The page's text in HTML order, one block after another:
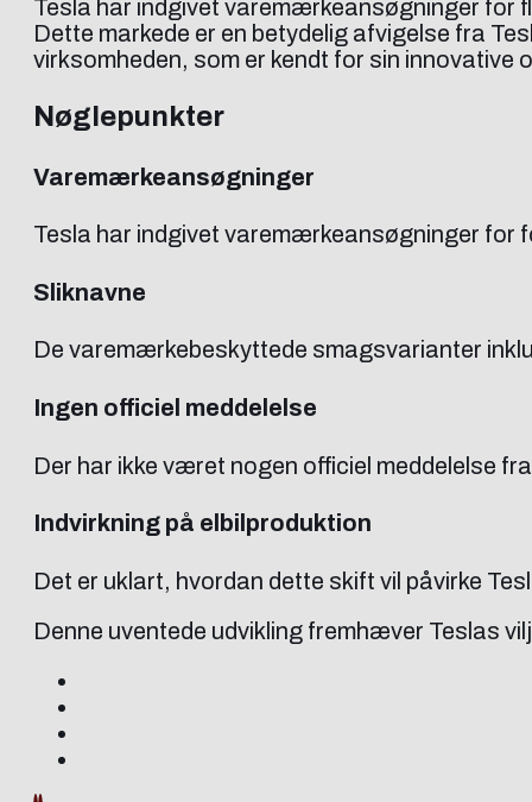
Tesla har indgivet varemærkeansøgninger for
Dette markede er en betydelig afvigelse fra
virksomheden, som er kendt for sin
Nøglepunkter
Varemærkeansøgninger
Tesla har indgivet varemærkeansøgninger for
Sliknavne
De varemærkebeskyttede smagsvarianter
Ingen officiel meddelelse
Der har ikke været nogen officiel meddelelse
Indvirkning på elbilproduktion
Det er uklart, hvordan dette skift vil påvirke
Denne uventede udvikling fremhæver Teslas